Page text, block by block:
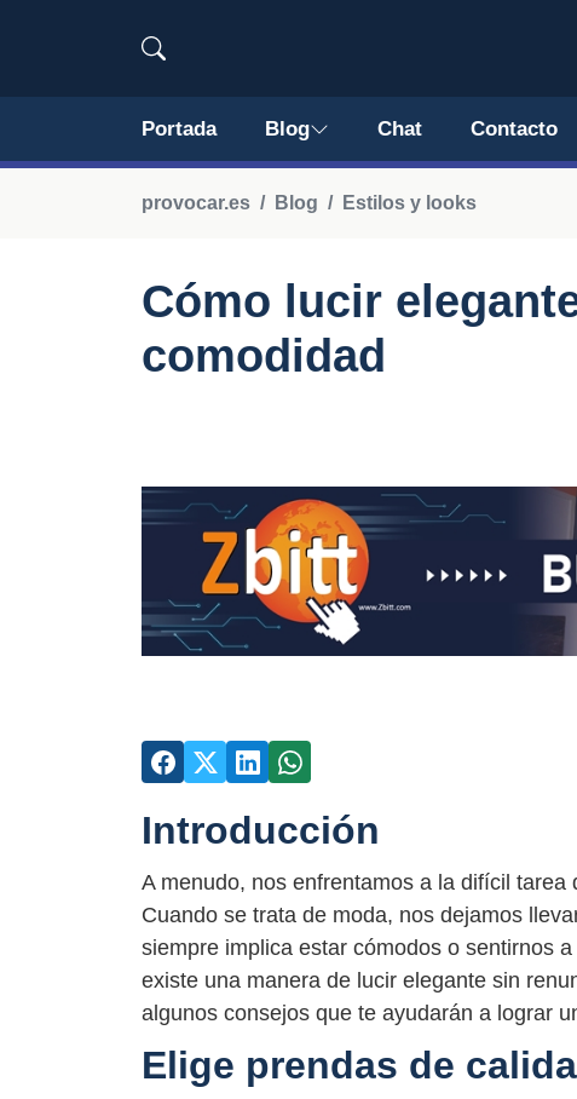
Portada Blog Chat Contacto
provocar.es Blog Estilos y looks
Cómo lucir
comodidad
Introducción
A menudo, nos enfrentamos a la difícil
Cuando se trata de moda, nos dejamos
siempre implica estar cómodos o sentirnos
existe una manera de lucir elegante sin
algunos consejos que te ayudarán a lograr
Elige prendas de